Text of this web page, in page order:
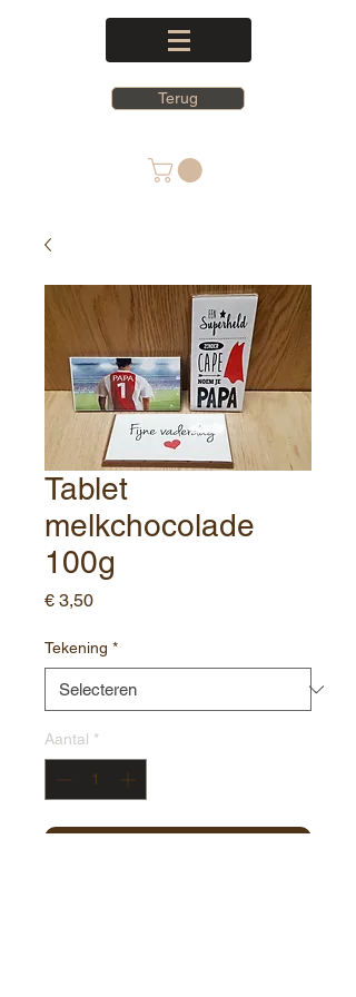
Terug
Tablet
melkchocolade
100g
€ 3,50Prijs
Tekening *
Aantal *